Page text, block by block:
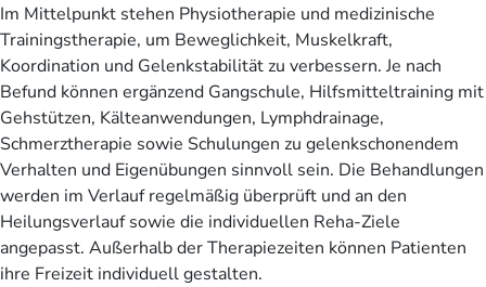
Im Mittelpunkt stehen Physiotherapie und medizinische
Trainingstherapie, um Beweglichkeit, Muskelkraft,
Koordination und Gelenkstabilität zu verbessern. Je nach
Befund können ergänzend Gangschule, Hilfsmitteltraining mit
Gehstützen, Kälteanwendungen, Lymphdrainage,
Schmerztherapie sowie Schulungen zu gelenkschonendem
Verhalten und Eigenübungen sinnvoll sein. Die Behandlungen
werden im Verlauf regelmäßig überprüft und an den
Heilungsverlauf sowie die individuellen Reha-Ziele
angepasst. Außerhalb der Therapiezeiten können Patienten
ihre Freizeit individuell gestalten.